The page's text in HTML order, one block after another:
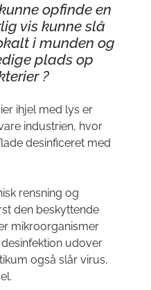
opfinde en
vis kunne slå
i munden og
plads op
?
ihjel med lys er
industrien, hvor
desinficeret med
rensning og
den beskyttende
mikroorganismer
udover
også slår virus,